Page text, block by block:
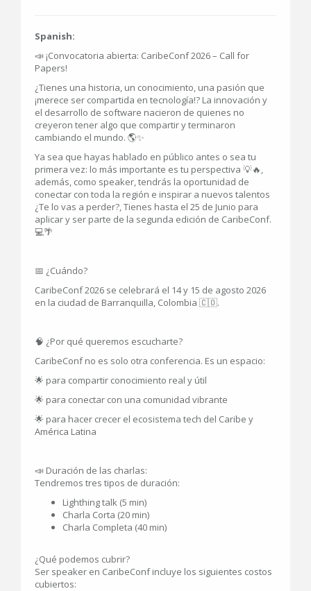
Spanish:
📣 ¡Convocatoria abierta: CaribeConf 2026 – Call for
Papers!
¿Tienes una historia, un conocimiento, una pasión que
¡merece ser compartida en tecnología!? La innovación y
el desarrollo de software nacieron de quienes no
creyeron tener algo que compartir y terminaron
cambiando el mundo. 🌎✨
Ya sea que hayas hablado en público antes o sea tu
primera vez: lo más importante es tu perspectiva 💡🔥,
además, como speaker, tendrás la oportunidad de
conectar con toda la región e inspirar a nuevos talentos
¿Te lo vas a perder?, Tienes hasta el 25 de Junio para
aplicar y ser parte de la segunda edición de CaribeConf.
💻🌴
📅 ¿Cuándo?
CaribeConf 2026 se celebrará el 14 y 15 de agosto 2026
en la ciudad de Barranquilla, Colombia 🇨🇴.
🧠 ¿Por qué queremos escucharte?
CaribeConf no es solo otra conferencia. Es un espacio:
🌟 para compartir conocimiento real y útil
🌟 para conectar con una comunidad vibrante
🌟 para hacer crecer el ecosistema tech del Caribe y
América Latina
📣 Duración de las charlas:
Tendremos tres tipos de duración:
Lighthing talk (5 min)
Charla Corta (20 min)
Charla Completa (40 min)
¿Qué podemos cubrir?
Ser speaker en CaribeConf incluye los siguientes costos
cubiertos: